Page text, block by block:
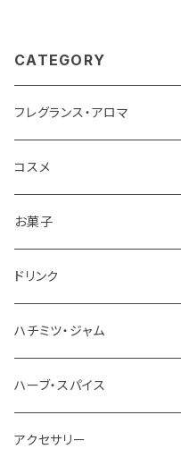
CATEGORY
フレグランス・アロマ
コスメ
お菓子
チョコレート
ドリンク
お茶
ホットチョコレート
ハチミツ・ジャム
ハーブ・スパイス
アクセサリー